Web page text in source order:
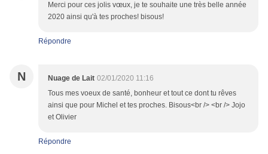
Merci pour ces jolis vœux, je te souhaite une très belle année
2020 ainsi qu'à tes proches! bisous!
Répondre
N Nuage de Lait 02/01/2020 11:16
Tous mes voeux de santé, bonheur et tout ce dont tu rêves
ainsi que pour Michel et tes proches. Bisous<br /> <br /> Jojo
et Olivier
Répondre